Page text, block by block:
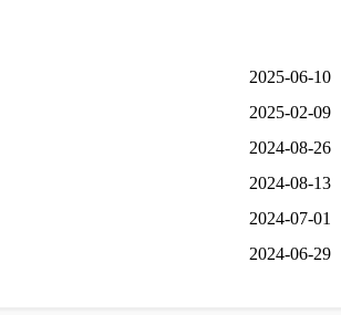
2025-06-10
2025-02-09
2024-08-26
2024-08-13
2024-07-01
2024-06-29